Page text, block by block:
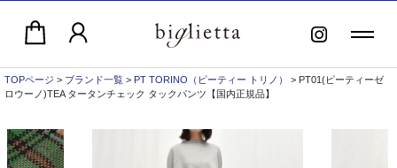
TOPページ > ブランド一覧 > PT TORINO（ピーティー トリノ）
> PT01(ピーティーゼ
ロウーノ)TEA タータンチェック タックパンツ【国内正規品】